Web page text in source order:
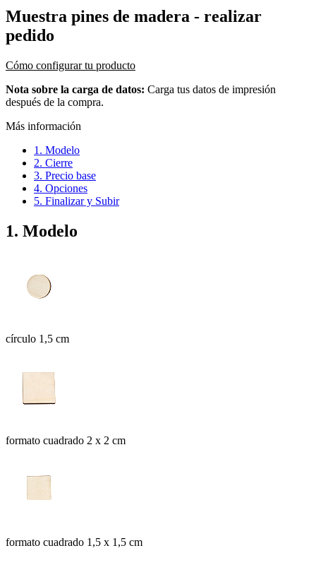
Muestra pines de madera - realizar
pedido
Cómo configurar tu producto
Nota sobre la carga de datos: Carga tus datos de impresión
después de la compra.
Más información
1. Modelo
2. Cierre
3. Precio base
4. Opciones
5. Finalizar y Subir
1. Modelo
círculo 1,5 cm
formato cuadrado 2 x 2 cm
formato cuadrado 1,5 x 1,5 cm